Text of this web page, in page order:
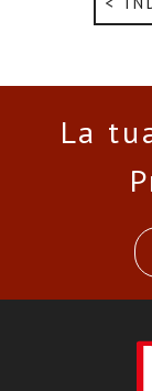
La